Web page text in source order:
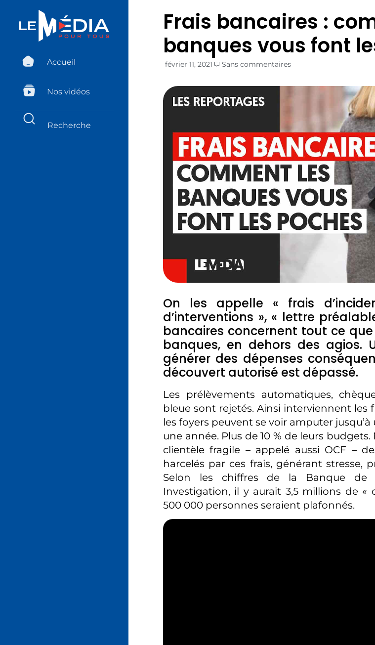
Accueil
Nos vidéos
Frais bancaires :
banques vous font
février 11, 2021 Sans commentaires
On les appelle « frais
d’interventions », « lettre
bancaires concernent tout ce
banques, en dehors des agios.
générer des dépenses
découvert autorisé est dépassé.
Les prélèvements automatiques,
bleue sont rejetés. Ainsi interviennent les
les foyers peuvent se voir amputer
une année. Plus de 10 % de leurs
clientèle fragile – appelé aussi OCF –
harcelés par ces frais, générant stresse,
Selon les chiffres de la Banque de
Investigation, il y aurait 3,5 millions de «
500 000 personnes seraient plafonnés.